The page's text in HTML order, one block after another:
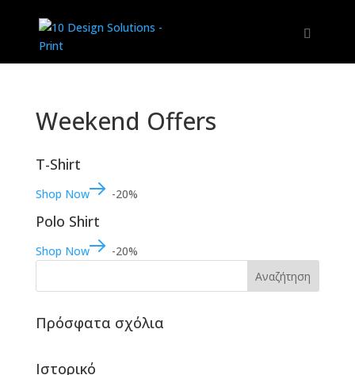
Weekend Offers
T-Shirt
Shop Now -20%
Polo Shirt
Shop Now -20%
Πρόσφατα σχόλια
Ιστορικό